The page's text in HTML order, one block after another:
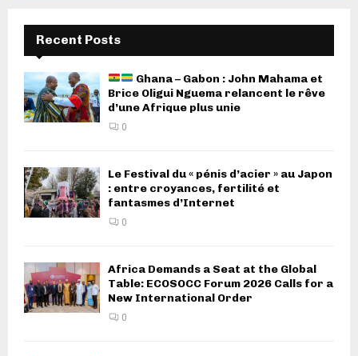
Recent Posts
Ghana – Gabon : John Mahama et
Brice Oligui Nguema relancent le rêve
d’une Afrique plus unie
0
Le Festival du « pénis d’acier » au Japon
: entre croyances, fertilité et
fantasmes d’Internet
0
Africa Demands a Seat at the Global
Table: ECOSOCC Forum 2026 Calls for a
New International Order
0